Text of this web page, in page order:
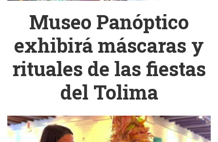
Museo Panóptico
exhibirá máscaras y
rituales de las fiestas
del Tolima